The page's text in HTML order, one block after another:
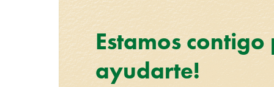
Estamos
ayudarte!